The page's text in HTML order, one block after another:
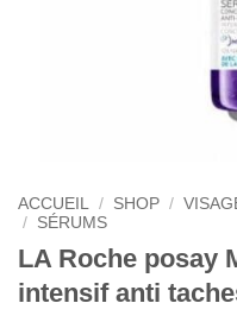
ACCUEIL / SHOP /
/ SÉRUMS
LA Roche posay
intensif anti